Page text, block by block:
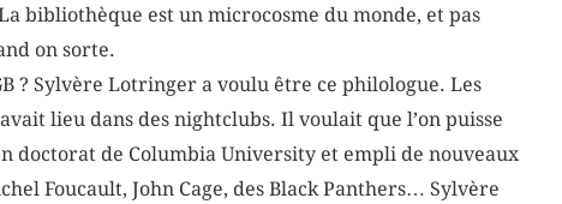
bibliothèque est un microcosme du monde, et pas
on sorte.
? Sylvère Lotringer a voulu être ce philologue. Les
lieu dans des nightclubs. Il voulait que l’on puisse
doctorat de Columbia University et empli de nouveaux
Foucault, John Cage, des Black Panthers… Sylvère